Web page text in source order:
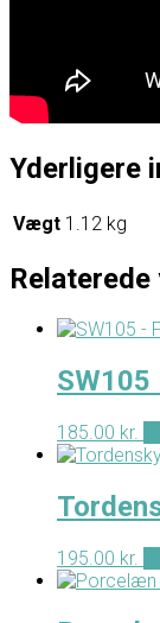
Yderligere
Vægt 1.12 kg
Relaterede
185.00 kr.
195.00 kr.